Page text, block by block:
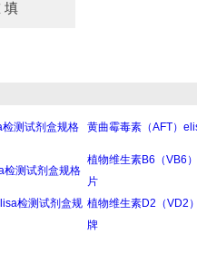
测试剂盒规格 黄曲霉毒素（AFT）
检测试剂盒规格
植物维生素B6（VB6
片
检测试剂盒规 植物维生素D2（VD2
牌